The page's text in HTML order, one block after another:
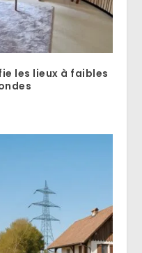
les lieux à faibles